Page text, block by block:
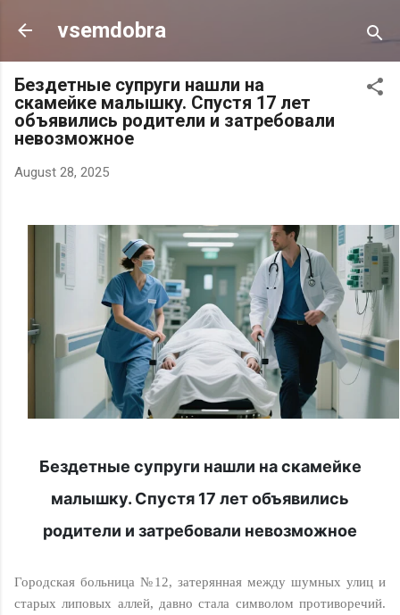
Skip to main content
vsemdobra
Бeздeтныe cyпpyги нaшли нa
cкaмeйкe мaлышкy. Cпycтя 17 лeт
oбъявилиcь poдитeли и зaтpeбoвaли
нeвoзмoжнoe
August 28, 2025
Бeздeтныe cyпpyги нaшли нa cкaмeйкe
мaлышкy. Cпycтя 17 лeт oбъявилиcь
poдитeли и зaтpeбoвaли нeвoзмoжнoe
Городская больница №12, затерянная между шумных улиц и
старых липовых аллей, давно стала символом противоречий.